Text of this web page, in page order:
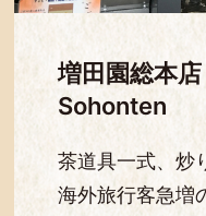
増田園総本
Sohonten
茶道具一式、炒
海外旅行客急増